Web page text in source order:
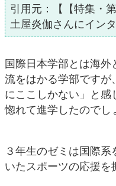
引用元：【【特集・
土屋炎伽さんにイン
国際日本学部とは海
流をはかる学部ですが
にここしかない」と感
惚れて進学したのでし
３年生のゼミは国際
いたスポーツの応援を